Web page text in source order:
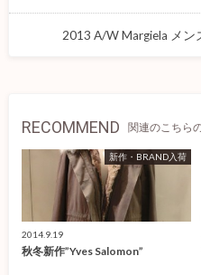
2013 A/W Margiela メ
RECOMMEND 関連のこちら
新作・BRAND入荷
2014.9.19
秋冬新作”Yves Salomon”